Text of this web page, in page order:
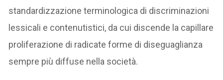
standardizzazione terminologica di discriminazioni
lessicali e contenutistici, da cui discende la capillare
proliferazione di radicate forme di diseguaglianza
sempre più diffuse nella società.